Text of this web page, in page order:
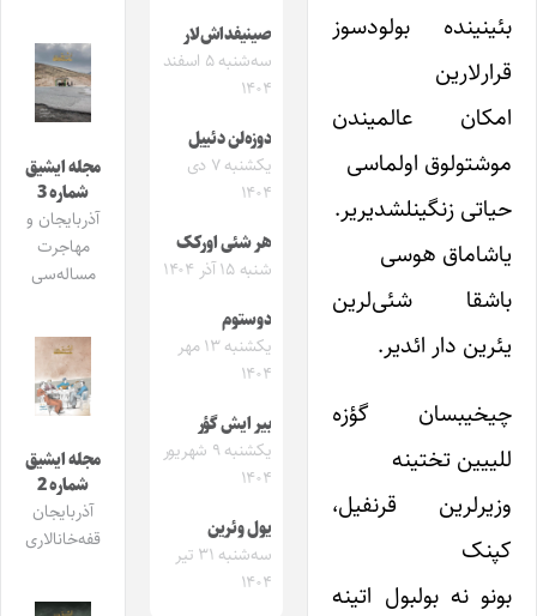
بئینینده ‌‌بولودسوز
قرارلارین
امکان عالمیندن
موشتولوق اولماسی
حیاتی زنگینلشدیریر.
یاشاماق هوسی
باشقا شئی‌لرین
یئرین دار ائدیر.
چیخیبسان گؤزه
للییین تختینه
وزیرلرین قرنفیل،
کپنک
بونو نه بولبول اتینه
صینیفداش‌لار
سه‌شنبه ۵ اسفند
۱۴۰۴
دوزه‌لن دئییل
یکشنبه ۷ دی
۱۴۰۴
هر شئی اورکک
شنبه ۱۵ آذر ۱۴۰۴
دوستوم
یکشنبه ۱۳ مهر
۱۴۰۴
بیر ایش گؤر
یکشنبه ۹ شهریور
۱۴۰۴
یول وئرین
سه‌شنبه ۳۱ تیر
۱۴۰۴
مجله ایشیق
شماره 3
آذربایجان و
مهاجرت
مساله‌سی
مجله ایشیق
شماره 2
آذربایجان
قفه‌خانالاری